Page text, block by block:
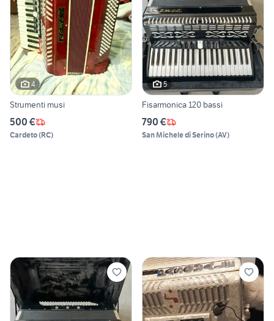
4
Strumenti musi
500 €
Cardeto(RC)
5
Fisarmonica 120 bassi
790 €
San Michele di Serino(AV)